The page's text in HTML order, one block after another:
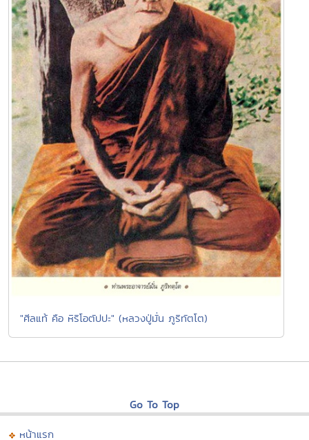
"ศีลแท้ คือ หิริโอตัปปะ" (หลวงปู่มั่น ภูริทัตโต)
Go To Top
หน้าแรก